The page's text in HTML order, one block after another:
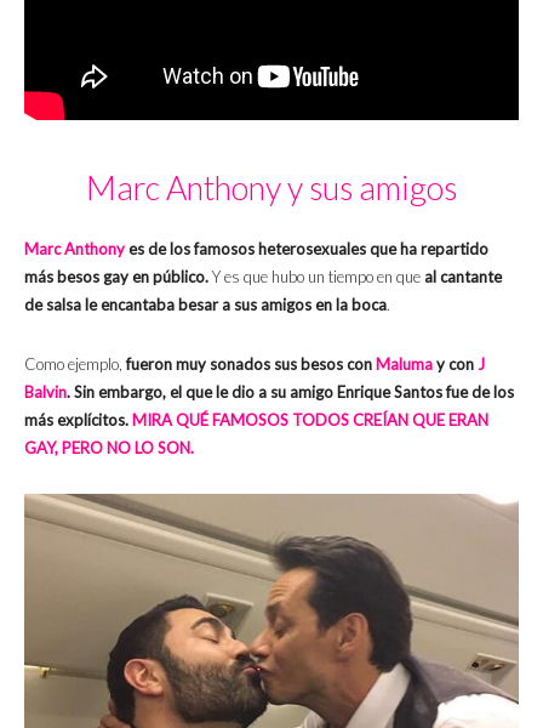
Marc Anthony y sus amigos
Marc Anthonyes de los famosos heterosexuales que ha repartido
más besos gay en público.Y es que hubo un tiempo en que al cantante
de salsa le encantaba besar a sus amigos en la boca.
Como ejemplo,fueron muy sonados sus besos con Malumay con J
Balvin. Sin embargo, el que le dio a su amigo Enrique Santos fue de los
más explícitos. MIRA QUÉ FAMOSOS TODOS CREÍAN QUE ERAN
GAY, PERO NO LO SON.